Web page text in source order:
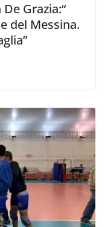
De Grazia:“
del Messina.